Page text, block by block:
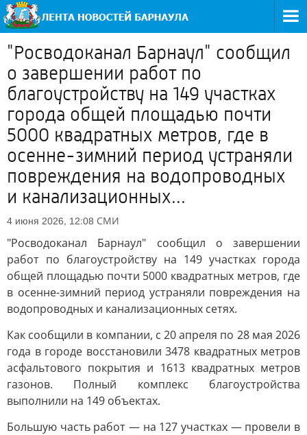
"Росводоканал Барнаул" сообщил
о завершении работ по
благоустройству на 149 участках
города общей площадью почти
5000 квадратных метров, где в
осенне-зимний период устраняли
повреждения на водопроводных
и канализационных...
4 июня 2026, 12:08 СМИ
"Росводоканал Барнаул" сообщил о завершении
работ по благоустройству на 149 участках города
общей площадью почти 5000 квадратных метров, где
в осенне-зимний период устраняли повреждения на
водопроводных и канализационных сетях.
Как сообщили в компании, с 20 апреля по 28 мая 2026
года в городе восстановили 3478 квадратных метров
асфальтового покрытия и 1613 квадратных метров
газонов. Полный комплекс благоустройства
выполнили на 149 объектах.
Большую часть работ — на 127 участках — провели в